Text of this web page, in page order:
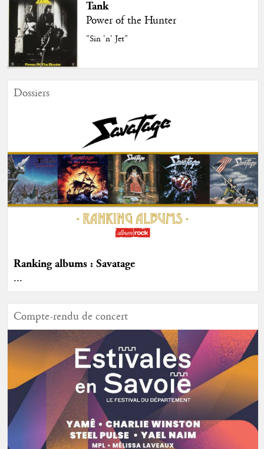
Tank
Power of the Hunter
"Sin 'n' Jet"
Dossiers
Ranking albums : Savatage
...
Compte-rendu de concert